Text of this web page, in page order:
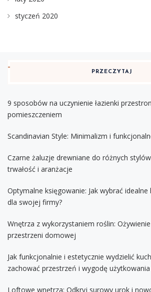
styczeń 2020
PRZECZYTAJ
9 sposobów na uczynienie łazienki
pomieszczeniem
Scandinavian Style: Minimalizm i
Czarne żaluzje drewniane do różnych
trwałość i aranżacje
Optymalne księgowanie: Jak wybrać
dla swojej firmy?
Wnętrza z wykorzystaniem roślin:
przestrzeni domowej
Jak funkcjonalnie i estetycznie wydzielić
zachować przestrzeń i wygodę użytkowania
Loftowe wnętrza: Odkryj surowy urok i